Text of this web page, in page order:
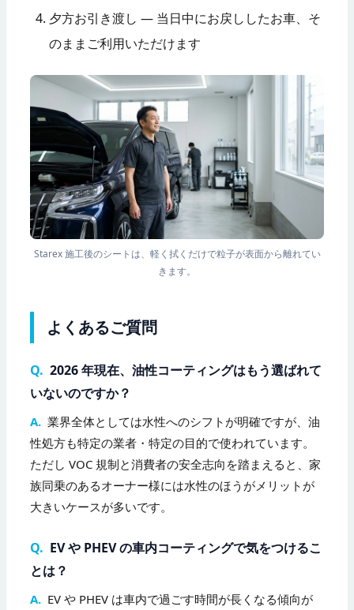
夕方お引き渡し — 当日中にお戻ししたお車、そ
のままご利用いただけます
Starex 施工後のシートは、軽く拭くだけで粒子が表面から離れてい
きます。
よくあるご質問
Q. 2026 年現在、油性コーティングはもう選ばれて
いないのですか？
A. 業界全体としては水性へのシフトが明確ですが、油
性処方も特定の業者・特定の目的で使われています。
ただし VOC 規制と消費者の安全志向を踏まえると、家
族同乗のあるオーナー様には水性のほうがメリットが
大きいケースが多いです。
Q. EV や PHEV の車内コーティングで気をつけるこ
とは？
A. EV や PHEV は車内で過ごす時間が長くなる傾向が